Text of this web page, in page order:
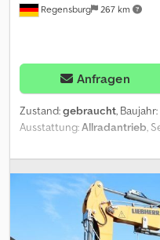
Regensburg 267 km
Anfragen
Zustand:gebraucht, Baujahr:
Ausstattung:Allradantrieb,
Betriebsgewicht: 11.545 kg
Klimaautomatik Radio
2.000 mm Bereifung: 9.00-
Lehnhoff HS08 mit
Schnittbreite 1.400 mm
E Uhasfx Ab Rerf